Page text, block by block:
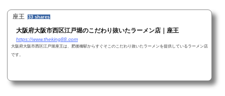
座王 33 shares
​大阪府大阪市西区江戸堀のこだわり抜いたラーメン店｜座王
https://www.theking88.com
​大阪府大阪市西区江戸堀座王は、肥後橋駅からすぐそこのこだわり抜いたラーメンを提供しているラーメン店
です。